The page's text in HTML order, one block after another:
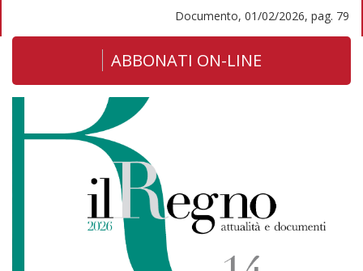
Documento, 01/02/2026, pag. 79
ABBONATI ON-LINE